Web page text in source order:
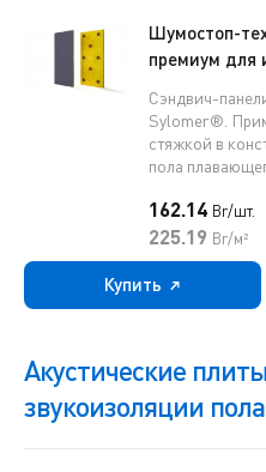
Шумостоп-
премиум для
Сэндвич-
Sylomer®.
стяжкой в
пола
162.14 Br/шт.
225.19 Br/м²
Купить
Акустические
звукоизоляции пола